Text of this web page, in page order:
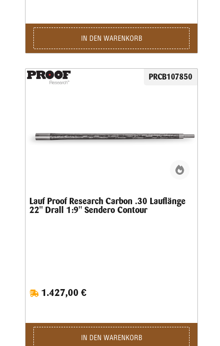
IN DEN WARENKORB
PRCB107850
Lauf Proof Research Carbon .30 Lauflänge
22" Drall 1:9" Sendero Contour
1.427,00 €
IN DEN WARENKORB